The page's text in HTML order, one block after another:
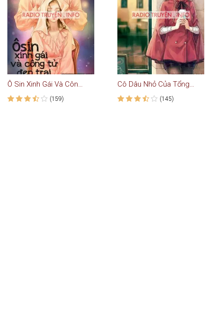
Ô Sin Xinh Gái Và Công Tử Đẹp Trai
(159)
Cô Dâu Nhỏ Của Tổng Tài
(145)